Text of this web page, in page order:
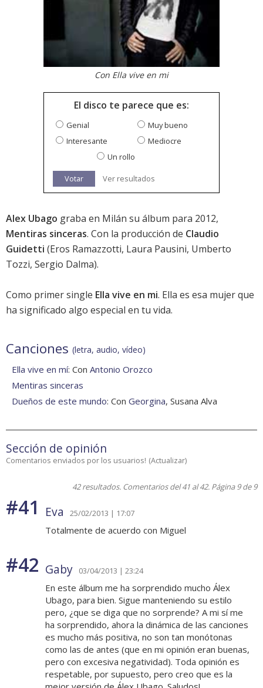
Con Ella vive en mi
El disco te parece que es:
Genial
Muy bueno
Interesante
Mediocre
Un rollo
Votar Ver resultados
Alex Ubago graba en Milán su álbum para 2012,
Mentiras sinceras. Con la producción de Claudio
Guidetti (Eros Ramazzotti, Laura Pausini, Umberto
Tozzi, Sergio Dalma).
Como primer single Ella vive en mi. Ella es esa mujer que
ha significado algo especial en tu vida.
Canciones (letra, audio, vídeo)
Ella vive en mí: Con Antonio Orozco
Mentiras sinceras
Dueños de este mundo: Con Georgina, Susana Alva
Sección de opinión
Comentarios enviados por los usuarios! (Actualizar)
42 resultados. Comentarios del 41 al 42. Página 9 de 9
#41 Eva 25/02/2013 | 17:07
Totalmente de acuerdo con Miguel
#42 Gaby 03/04/2013 | 23:24
En este álbum me ha sorprendido mucho Álex
Ubago, para bien. Sigue manteniendo su estilo
pero, ¿que se diga que no sorprende? A mi sí me
ha sorprendido, ahora la dinámica de las canciones
es mucho más positiva, no son tan monótonas
como las de antes (que en mi opinión eran buenas,
pero con excesiva negatividad). Toda opinión es
respetable, por supuesto, pero creo que es la